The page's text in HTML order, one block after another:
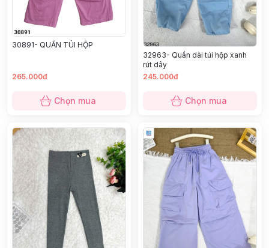
30891- QUẦN TÚI HỘP
265.000đ
Chọn mua
32963- Quần dài túi hộp xanh
rút dây
245.000đ
Chọn mua